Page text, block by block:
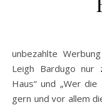
unbezahlte Werbung Ich habe vor „Der Vertraute“ von
Leigh Bardugo nur
Haus“ und „Wer
gern und vor allem